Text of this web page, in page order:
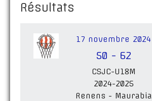
Résultats
17 novembre 2024
50 - 62
CSJC-U18M
2024-2025
Renens - Maurabia